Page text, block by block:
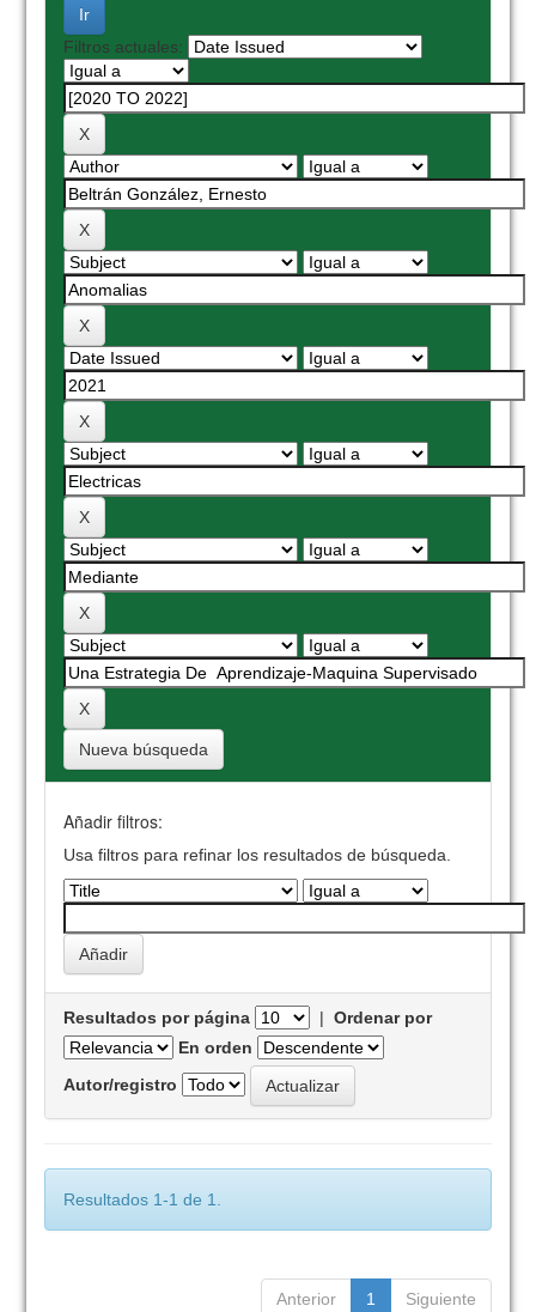
Filtros actuales:
Nueva búsqueda
Añadir filtros:
Usa filtros para refinar los resultados de búsqueda.
Resultados por página |Ordenar por
En orden
Autor/registro
Resultados 1-1 de 1.
Anterior 1 Siguiente